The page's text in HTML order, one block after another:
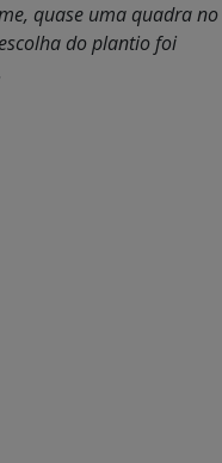
quase uma quadra no
do plantio foi